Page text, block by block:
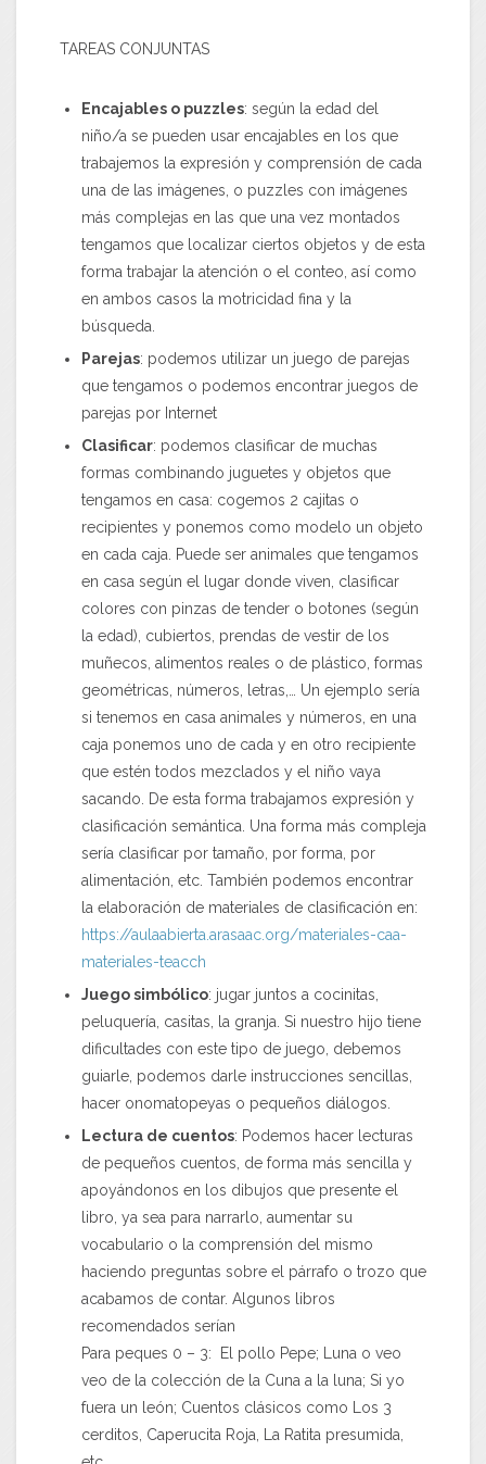
TAREAS CONJUNTAS
Encajables o puzzles: según la edad del
niño/a se pueden usar encajables en los que
trabajemos la expresión y comprensión de cada
una de las imágenes, o puzzles con imágenes
más complejas en las que una vez montados
tengamos que localizar ciertos objetos y de esta
forma trabajar la atención o el conteo, así como
en ambos casos la motricidad fina y la
búsqueda.
Parejas: podemos utilizar un juego de parejas
que tengamos o podemos encontrar juegos de
parejas por Internet
Clasificar: podemos clasificar de muchas
formas combinando juguetes y objetos que
tengamos en casa: cogemos 2 cajitas o
recipientes y ponemos como modelo un objeto
en cada caja. Puede ser animales que tengamos
en casa según el lugar donde viven, clasificar
colores con pinzas de tender o botones (según
la edad), cubiertos, prendas de vestir de los
muñecos, alimentos reales o de plástico, formas
geométricas, números, letras,… Un ejemplo sería
si tenemos en casa animales y números, en una
caja ponemos uno de cada y en otro recipiente
que estén todos mezclados y el niño vaya
sacando. De esta forma trabajamos expresión y
clasificación semántica. Una forma más compleja
sería clasificar por tamaño, por forma, por
alimentación, etc. También podemos encontrar
la elaboración de materiales de clasificación en:
https://aulaabierta.arasaac.org/materiales-caa-
materiales-teacch
Juego simbólico: jugar juntos a cocinitas,
peluquería, casitas, la granja. Si nuestro hijo tiene
dificultades con este tipo de juego, debemos
guiarle, podemos darle instrucciones sencillas,
hacer onomatopeyas o pequeños diálogos.
Lectura de cuentos: Podemos hacer lecturas
de pequeños cuentos, de forma más sencilla y
apoyándonos en los dibujos que presente el
libro, ya sea para narrarlo, aumentar su
vocabulario o la comprensión del mismo
haciendo preguntas sobre el párrafo o trozo que
acabamos de contar. Algunos libros
recomendados serían
Para peques 0 – 3: El pollo Pepe; Luna o veo
veo de la colección de la Cuna a la luna; Si yo
fuera un león; Cuentos clásicos como Los 3
cerditos, Caperucita Roja, La Ratita presumida,